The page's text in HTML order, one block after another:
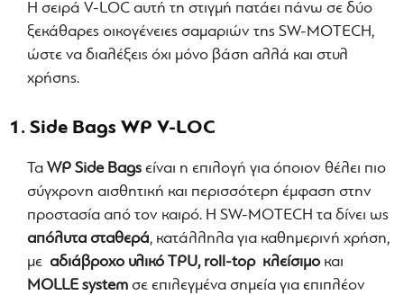
Η σειρά V-LOC αυτή τη στιγμή πατάει πάνω σε δύο
ξεκάθαρες οικογένειες σαμαριών της SW-MOTECH,
ώστε να διαλέξεις όχι μόνο βάση αλλά και στυλ
χρήσης.
1. Side Bags WP V-LOC
Τα WP Side Bags είναι η επιλογή για όποιον θέλει πιο
σύγχρονη αισθητική και περισσότερη έμφαση στην
προστασία από τον καιρό. Η SW-MOTECH τα δίνει ως
απόλυτα σταθερά, κατάλληλα για καθημερινή χρήση,
με αδιάβροχο υλικό TPU, roll-top κλείσιμο και
MOLLE system σε επιλεγμένα σημεία για επιπλέον